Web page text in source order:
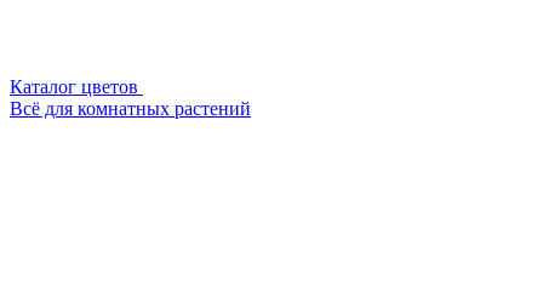
Каталог цветов
Всё для комнатных растений